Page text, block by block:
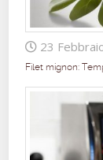
23
Filet mignon: